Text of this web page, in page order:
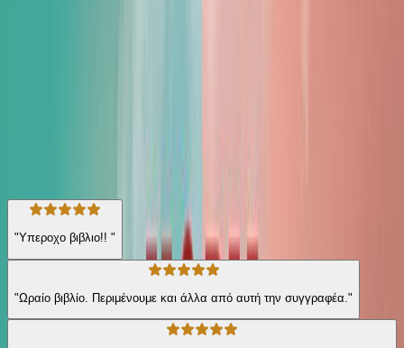
"Υπεροχο βιβλιο!! "
"Ωραίο βιβλίο. Περιμένουμε και άλλα από αυτή την συγγραφέα."